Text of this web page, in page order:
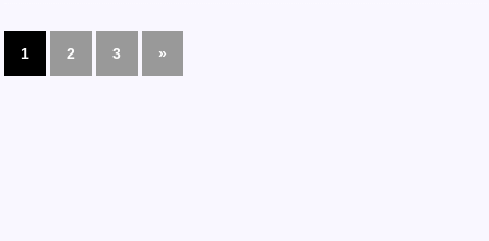
1 2 3 »